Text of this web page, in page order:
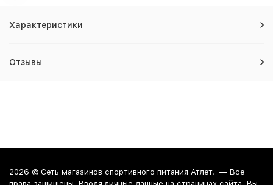
Характеристики
Отзывы
2026 © Сеть магазинов спортивного питания Атлет. — Все